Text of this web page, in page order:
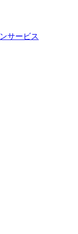
サービス